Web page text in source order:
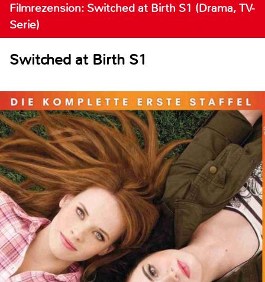
Filmrezension: Switched at Birth S1 (Drama, TV-
Serie)
Switched at Birth S1